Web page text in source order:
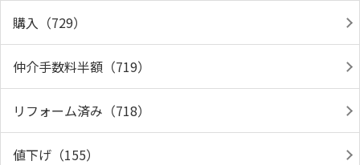
購入（729）
仲介手数料半額（719）
リフォーム済み（718）
値下げ（155）